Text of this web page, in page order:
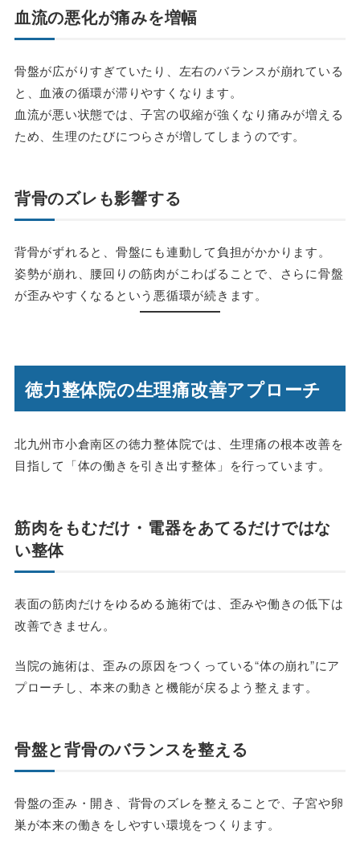
血流の悪化が痛みを増幅
骨盤が広がりすぎていたり、左右のバランスが崩れている
と、血液の循環が滞りやすくなります。
血流が悪い状態では、子宮の収縮が強くなり痛みが増える
ため、生理のたびにつらさが増してしまうのです。
背骨のズレも影響する
背骨がずれると、骨盤にも連動して負担がかかります。
姿勢が崩れ、腰回りの筋肉がこわばることで、さらに骨盤
が歪みやすくなるという悪循環が続きます。
徳力整体院の生理痛改善アプローチ
北九州市小倉南区の徳力整体院では、生理痛の根本改善を
目指して「体の働きを引き出す整体」を行っています。
筋肉をもむだけ・電器をあてるだけではな
い整体
表面の筋肉だけをゆるめる施術では、歪みや働きの低下は
改善できません。
当院の施術は、歪みの原因をつくっている“体の崩れ”にア
プローチし、本来の動きと機能が戻るよう整えます。
骨盤と背骨のバランスを整える
骨盤の歪み・開き、背骨のズレを整えることで、子宮や卵
巣が本来の働きをしやすい環境をつくります。